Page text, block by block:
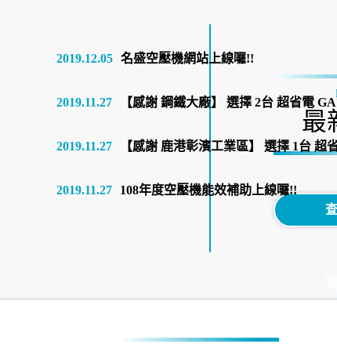
最
2019.12.05 名盛空壓機網站上線囉!!
2019.11.27 【感謝 鋼鐵大廠】 選擇 2台 超省電
2019.11.27 【感謝 鹿港彰濱工業區】 選擇 1台 超
2019.11.27 108年度空壓機能效補助上線囉!!